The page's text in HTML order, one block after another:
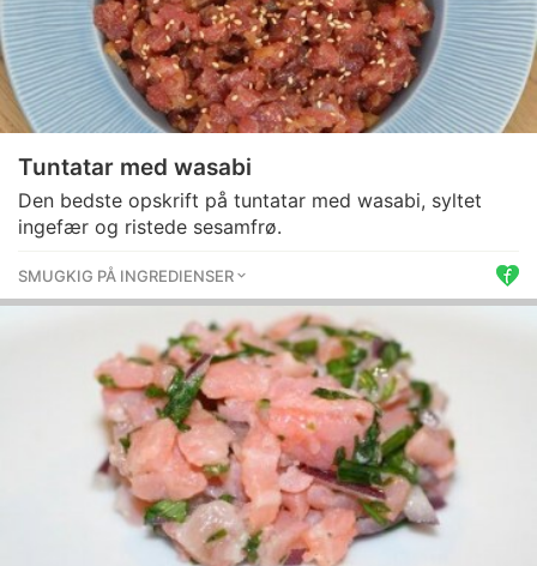
Tuntatar med wasabi
Den bedste opskrift på tuntatar med wasabi, syltet
ingefær og ristede sesamfrø.
SMUGKIG PÅ INGREDIENSER